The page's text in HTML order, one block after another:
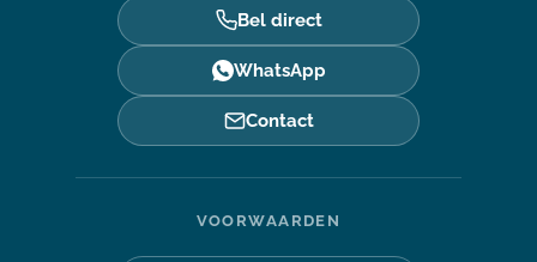
Bel direct
WhatsApp
Contact
VOORWAARDEN